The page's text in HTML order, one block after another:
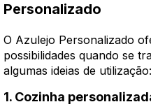
Personalizado
O Azulejo Personalizado
possibilidades quando se
algumas ideias de utilização:
1. Cozinha